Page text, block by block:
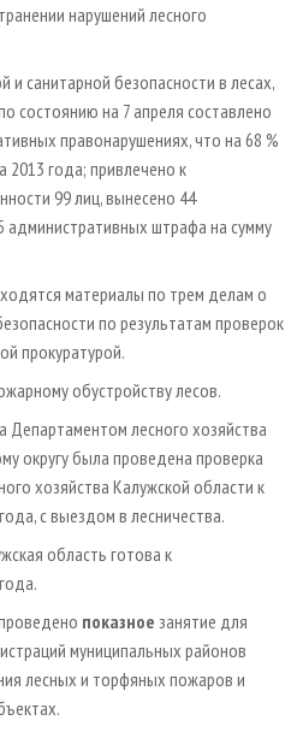
нарушений лесного
и санитарной безопасности в лесах,
состоянию на 7 апреля составлено
правонарушениях, что на 68 %
года; привлечено к
99 лиц, вынесено 44
штрафа на сумму
материалы по трем делам о
по результатам проверок
прокуратурой.
обустройству лесов.
Департаментом лесного хозяйства
округу была проведена проверка
хозяйства Калужской области к
с выездом в лесничества.
область готова к
показное занятие для
муниципальных районов
лесных и торфяных пожаров и